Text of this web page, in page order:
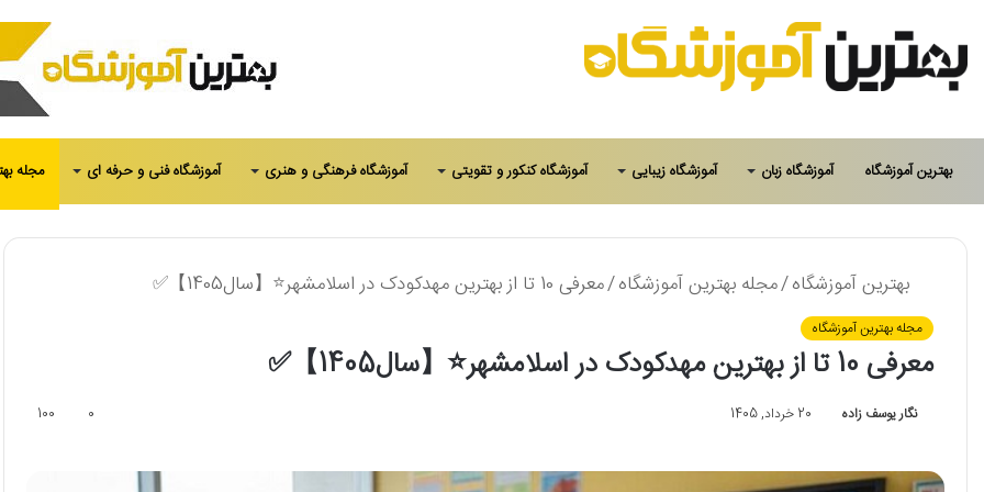
بهترین آموزشگاه آموزشگاه زبان آموزشگاه زیبایی آموزشگاه کنکور و تقویتی آموزشگاه فرهنگی و هنری آموزشگاه فنی و حرفه ای مجله
بهترین آموزشگاه/مجله بهترین آموزشگاه/معرفی 10 تا از بهترین مهدکودک در اسلامشهر⭐【سال1405】✅
مجله بهترین آموزشگاه
معرفی 10 تا از بهترین مهدکودک در اسلامشهر⭐【سال1405】✅
نگار یوسف زاده 20 خرداد, 1405 0
100